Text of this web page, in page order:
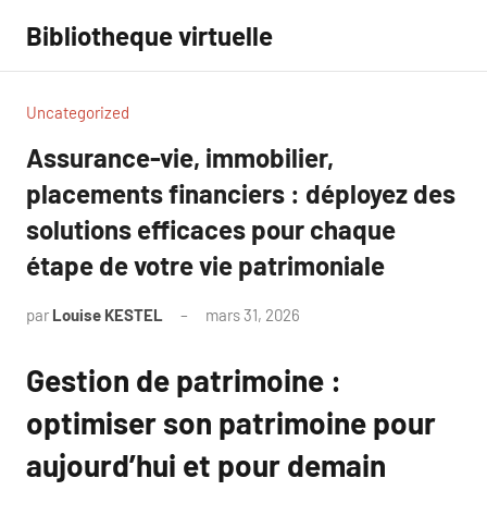
contenu
Bibliotheque virtuelle
Uncategorized
Assurance-vie, immobilier,
placements financiers : déployez des
solutions efficaces pour chaque
étape de votre vie patrimoniale
par Louise KESTEL mars 31, 2026
Gestion de patrimoine :
optimiser son patrimoine pour
aujourd’hui et pour demain